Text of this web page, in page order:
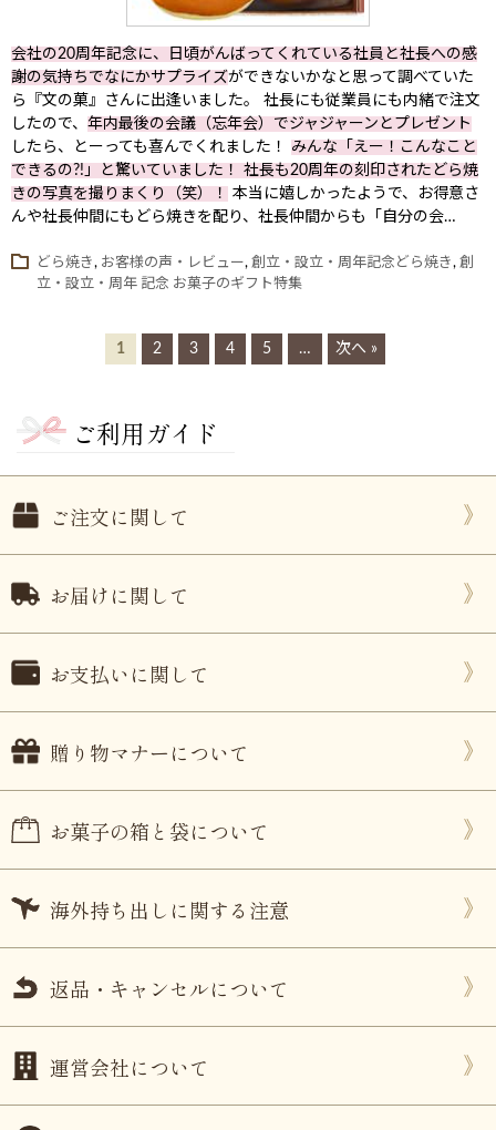
会社の20周年記念に、日頃がんばってくれている社員と社長への感
謝の気持ちでなにかサプライズができないかなと思って調べていた
ら『文の菓』さんに出逢いました。 社長にも従業員にも内緒で注文
したので、 年内最後の会議（忘年会）でジャジャーンとプレゼント
したら、とーっても喜んでくれました！ みんな「えー！こんなこと
できるの?!」と驚いていました！ 社長も20周年の刻印されたどら焼
きの写真を撮りまくり（笑）！
本当に嬉しかったようで、お得意さ
んや社長仲間にもどら焼きを配り、社長仲間からも「自分の会…
どら焼き, お客様の声・レビュー, 創立・設立・周年記念どら焼き, 創
立・設立・周年 記念 お菓子のギフト特集
1 2 3 4 5 … 次へ »
ご利用ガイド
ご注文に関して
お届けに関して
お支払いに関して
贈り物マナーについて
お菓子の箱と袋について
海外持ち出しに関する注意
返品・キャンセルについて
運営会社について